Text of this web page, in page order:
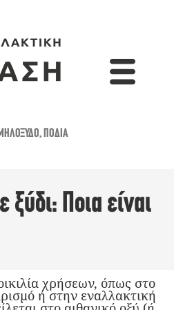
,ΠΌΔΙΑ
Ποια είναι
χρήσεων, όπως στο
ή στην εναλλακτική